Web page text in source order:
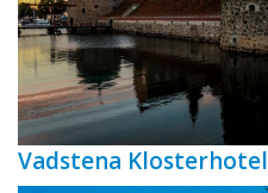
Vadstena Klosterhotel